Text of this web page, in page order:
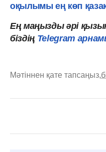
оқылымы ең көп
Ең маңызды әрі
біздің Telegram
Мәтіннен қате тапсаңыз,